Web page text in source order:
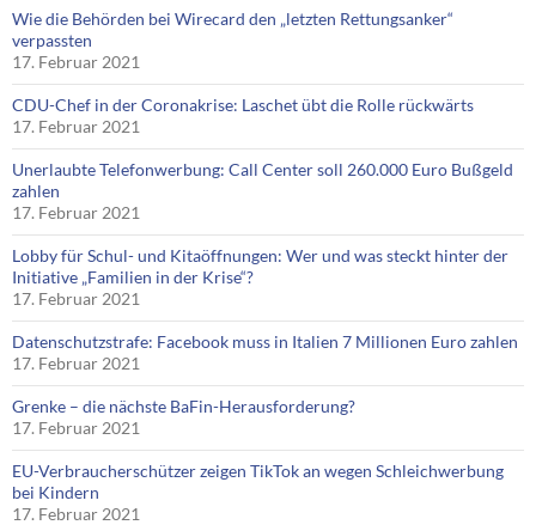
Wie die Behörden bei Wirecard den „letzten Rettungsanker“
verpassten
17. Februar 2021
CDU-Chef in der Coronakrise: Laschet übt die Rolle rückwärts
17. Februar 2021
Unerlaubte Telefonwerbung: Call Center soll 260.000 Euro Bußgeld
zahlen
17. Februar 2021
Lobby für Schul- und Kitaöffnungen: Wer und was steckt hinter der
Initiative „Familien in der Krise“?
17. Februar 2021
Datenschutzstrafe: Facebook muss in Italien 7 Millionen Euro zahlen
17. Februar 2021
Grenke – die nächste BaFin-Herausforderung?
17. Februar 2021
EU-Verbraucherschützer zeigen TikTok an wegen Schleichwerbung
bei Kindern
17. Februar 2021